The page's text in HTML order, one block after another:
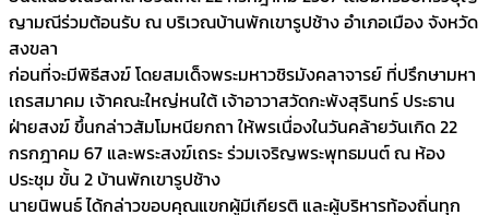
ญามณีร่วมต้อนรับ ณ บริเวณบ้านพักเขารูปช้าง อำเภอเมือง จังหวัด
สงขลา
ก่อนที่จะมีพิธีสงฆ์ โดยสมเด็จพระมหาวชิรมังคลาจารย์ ที่ปรึกษามหา
เถรสมาคม เจ้าคณะใหญ่หนใต้ เจ้าอาวาสวัดกะพังสุรินทร์ ประธาน
ฝ่ายสงฆ์ ขึ้นกล่าวสัมโมหนียกถา ให้พรเนื่องในวันคล้ายวันเกิด 22
กรกฎาคม 67 และพระสงฆ์เถระ ร่วมเจริญพระพุทธมนต์ ณ ห้อง
ประชุม ขั้น 2 บ้านพักเขารูปช้าง
นายนิพนธ์ ได้กล่าวขอบคุณแขกผู้มีเกียรติ และผู้บริหารท้องถิ่นทุก